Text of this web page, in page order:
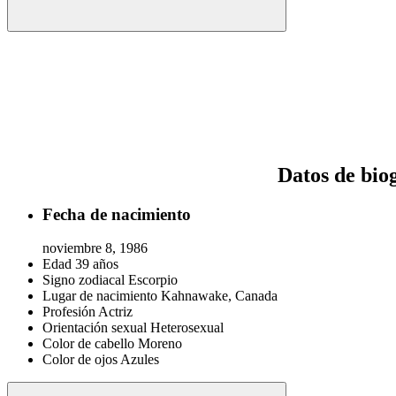
Datos de
Fecha de nacimiento
noviembre 8, 1986
Edad 39 años
Signo zodiacal Escorpio
Lugar de nacimiento Kahnawake, Canada
ProfesiónActriz
Orientación sexual Heterosexual
Color de cabello Moreno
Color de ojosAzules